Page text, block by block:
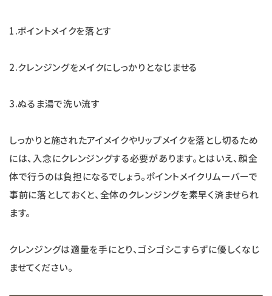
1.ポイントメイクを落とす
2.クレンジングをメイクにしっかりとなじませる
3.ぬるま湯で洗い流す
しっかりと施されたアイメイクやリップメイクを落とし切るため
には、入念にクレンジングする必要があります。とはいえ、顔全
体で行うのは負担になるでしょう。ポイントメイクリムーバーで
事前に落としておくと、全体のクレンジングを素早く済ませられ
ます。
クレンジングは適量を手にとり、ゴシゴシこすらずに優しくなじ
ませてください。